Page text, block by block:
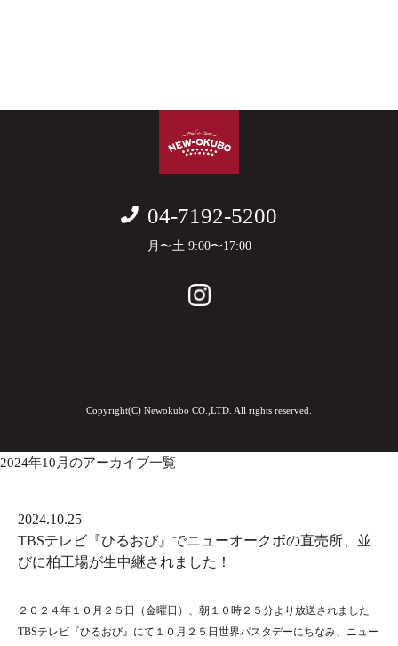
04-7192-5200
月〜土 9:00〜17:00
Copyright(C) Newokubo CO.,LTD. All rights reserved.
2024年10月のアーカイブ一覧
2024.10.25
TBSテレビ『ひるおび』でニューオークボの直売所、並
びに柏工場が生中継されました！
２０２４年１０月２５日（金曜日）、朝１０時２５分より放送されました
TBSテレビ『ひるおび』にて１０月２５日世界パスタデーにちなみ、ニュー